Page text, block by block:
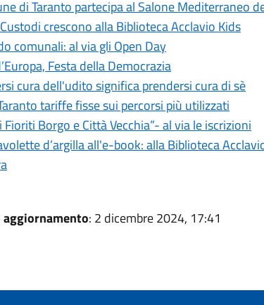
di Taranto partecipa al Salone Mediterraneo
crescono alla Biblioteca Acclavio Kids
comunali: al via gli Open Day
Festa della Democrazia
cura dell'udito significa prendersi cura di sè
tariffe fisse sui percorsi più utilizzati
Fioriti Borgo e Città Vecchia”- al via le iscrizioni
d’argilla all'e-book: alla Biblioteca
: 2 dicembre 2024, 17:41